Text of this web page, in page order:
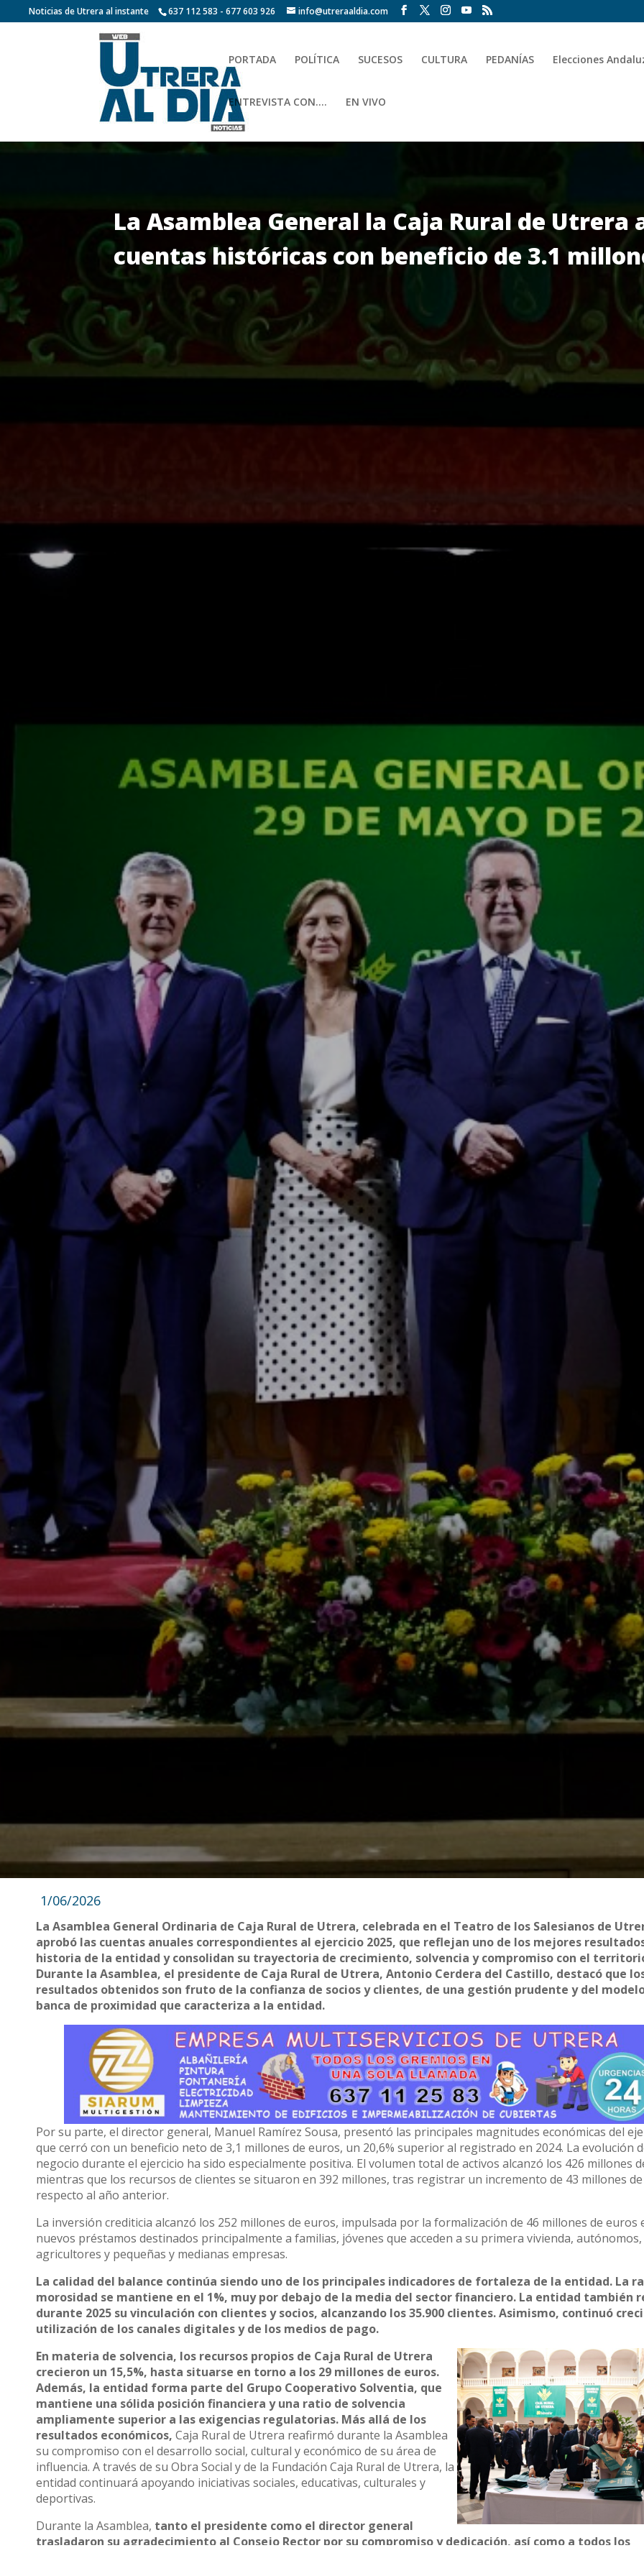
Noticias de Utrera al instante 637 112 583 - 677 603 926 info@utreraaldia.com
PORTADA POLÍTICA SUCESOS CULTURA PEDANÍAS Elecciones
ENTREVISTA CON…. EN VIVO
La Asamblea General la Caja Rural de Utrera
cuentas históricas con beneficio de 3.1
1/06/2026
La Asamblea General Ordinaria de Caja Rural de Utrera, celebrada en el Teatro de los Salesianos de
aprobó las cuentas anuales correspondientes al ejercicio 2025, que reflejan uno de los mejores
historia de la entidad y consolidan su trayectoria de crecimiento, solvencia y compromiso con el
Durante la Asamblea, el presidente de Caja Rural de Utrera, Antonio Cerdera del Castillo, destacó que
resultados obtenidos son fruto de la confianza de socios y clientes, de una gestión prudente y del
banca de proximidad que caracteriza a la entidad.
Por su parte, el director general, Manuel Ramírez Sousa, presentó las principales magnitudes económicas del
que cerró con un beneficio neto de 3,1 millones de euros, un 20,6% superior al registrado en 2024. La evolución
negocio durante el ejercicio ha sido especialmente positiva. El volumen total de activos alcanzó los 426 millones
mientras que los recursos de clientes se situaron en 392 millones, tras registrar un incremento de 43 millones
respecto al año anterior.
La inversión crediticia alcanzó los 252 millones de euros, impulsada por la formalización de 46 millones de euros
nuevos préstamos destinados principalmente a familias, jóvenes que acceden a su primera vivienda, autónomos,
agricultores y pequeñas y medianas empresas.
La calidad del balance continúa siendo uno de los principales indicadores de fortaleza de la entidad. La
morosidad se mantiene en el 1%, muy por debajo de la media del sector financiero. La entidad también
durante 2025 su vinculación con clientes y socios, alcanzando los 35.900 clientes. Asimismo, continuó
utilización de los canales digitales y de los medios de pago.
En materia de solvencia, los recursos propios de Caja Rural de Utrera
crecieron un 15,5%, hasta situarse en torno a los 29 millones de euros.
Además, la entidad forma parte del Grupo Cooperativo Solventia, que
mantiene una sólida posición financiera y una ratio de solvencia
ampliamente superior a las exigencias regulatorias. Más allá de los
resultados económicos,Caja Rural de Utrera reafirmó durante la Asamblea
su compromiso con el desarrollo social, cultural y económico de su área de
influencia. A través de su Obra Social y de la Fundación Caja Rural de Utrera, la
entidad continuará apoyando iniciativas sociales, educativas, culturales y
deportivas.
Durante la Asamblea, tanto el presidente como el director general
trasladaron su agradecimiento al Consejo Rector por su compromiso y dedicación, así como a todos los